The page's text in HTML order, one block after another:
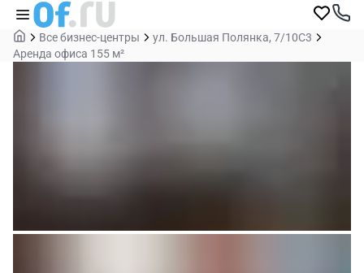
Все бизнес-центры
ул. Большая Полянка, 7/10С3
Аренда офиса 155 м²